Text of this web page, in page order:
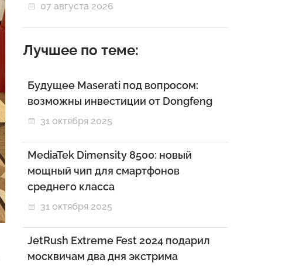
07 августа 2026
Лучшее по теме:
Будущее Maserati под вопросом:
возможны инвестиции от Dongfeng
31 октября 2025
MediaTek Dimensity 8500: новый
мощный чип для смартфонов
среднего класса
31 октября 2025
JetRush Extreme Fest 2024 подарил
москвичам два дня экстрима